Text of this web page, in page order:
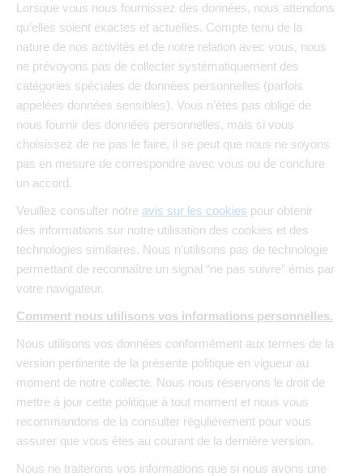
Lorsque vous nous fournissez des données, nous attendons
qu’elles soient exactes et actuelles. Compte tenu de la
nature de nos activités et de notre relation avec vous, nous
ne prévoyons pas de collecter systématiquement des
catégories spéciales de données personnelles (parfois
appelées données sensibles). Vous n’êtes pas obligé de
nous fournir des données personnelles, mais si vous
choisissez de ne pas le faire, il se peut que nous ne soyons
pas en mesure de correspondre avec vous ou de conclure
un accord.
Veuillez consulter notre avis sur les cookies pour obtenir
des informations sur notre utilisation des cookies et des
technologies similaires. Nous n’utilisons pas de technologie
permettant de reconnaître un signal “ne pas suivre” émis par
votre navigateur.
Comment nous utilisons vos informations personnelles.
Nous utilisons vos données conformément aux termes de la
version pertinente de la présente politique en vigueur au
moment de notre collecte. Nous nous réservons le droit de
mettre à jour cette politique à tout moment et nous vous
recommandons de la consulter régulièrement pour vous
assurer que vous êtes au courant de la dernière version.
Nous ne traiterons vos informations que si nous avons une